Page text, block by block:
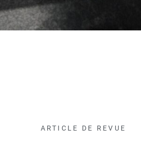
ARTICLE DE REVUE